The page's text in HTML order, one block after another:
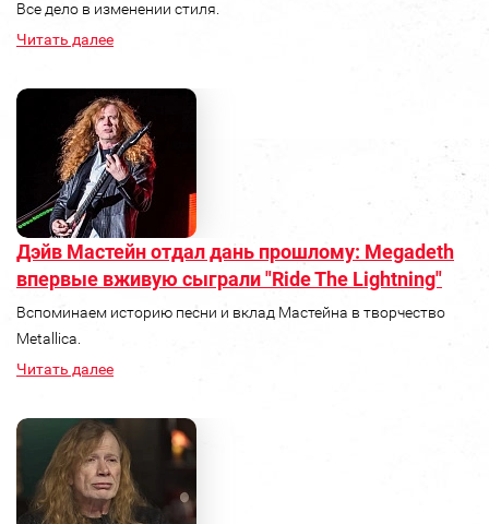
Все дело в изменении стиля.
Читать далее
Дэйв Мастейн отдал дань прошлому: Megadeth
впервые вживую сыграли "Ride The Lightning"
Вспоминаем историю песни и вклад Мастейна в творчество
Metallica.
Читать далее